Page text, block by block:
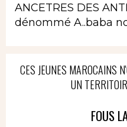
ANCETRES DES
dénommé A..baba
CES JEUNES MAROCAINS
UN
FOUS